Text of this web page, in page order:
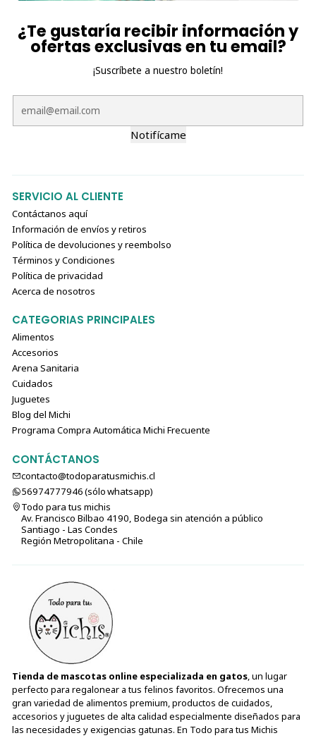
¿Te gustaría recibir información y
ofertas exclusivas en tu email?
¡Suscríbete a nuestro boletín!
Notifícame
SERVICIO AL CLIENTE
Contáctanos aquí
Información de envíos y retiros
Política de devoluciones y reembolso
Términos y Condiciones
Política de privacidad
Acerca de nosotros
CATEGORIAS PRINCIPALES
Alimentos
Accesorios
Arena Sanitaria
Cuidados
Juguetes
Blog del Michi
Programa Compra Automática Michi Frecuente
CONTÁCTANOS
contacto@todoparatusmichis.cl
56974777946 (sólo⁣⁣⁣⁣⁣​​​​​​​​​​​​​​​ whatsapp)
Todo para tus michis
Av. Francisco Bilbao 4190, Bodega sin atención a público
Santiago - Las Condes
Región Metropolitana - Chile
Tienda de mascotas online especializada en gatos, un lugar
perfecto para regalonear a tus felinos favoritos. Ofrecemos una
gran variedad de alimentos premium, productos de cuidados,
accesorios y juguetes de alta calidad especialmente diseñados para
las necesidades y exigencias gatunas. En Todo para tus Michis